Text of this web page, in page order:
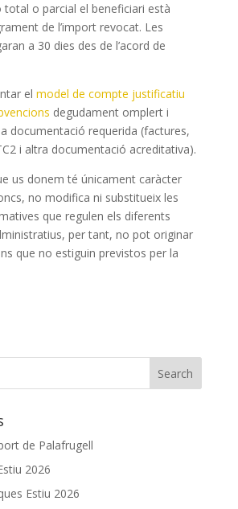
total o parcial el beneficiari està
de l’import revocat. Les
a 30 dies des de l’acord de
el model de compte justificatiu
degudament omplert i
documentació requerida (factures,
i altra documentació acreditativa).
us donem té únicament caràcter
no modifica ni substitueix les
que regulen els diferents
per tant, no pot originar
que no estiguin previstos per la
de Palafrugell
2026
Estiu 2026